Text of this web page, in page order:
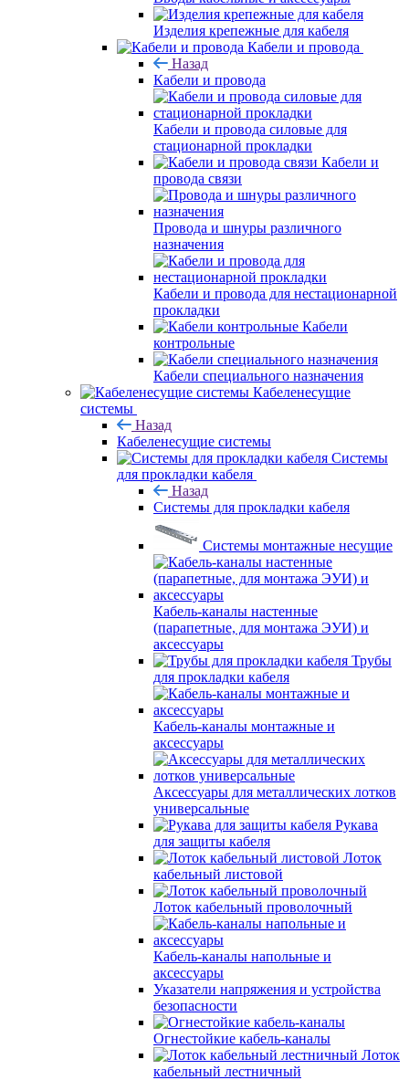
Изделия крепежные для кабеля
Кабели и провода
Назад
Кабели и провода
Кабели и провода силовые для
стационарной прокладки
Кабели и
провода связи
Провода и шнуры различного
назначения
Кабели и провода для нестационарной
прокладки
Кабели
контрольные
Кабели специального назначения
Кабеленесущие
системы
Назад
Кабеленесущие системы
Системы
для прокладки кабеля
Назад
Системы для прокладки кабеля
Системы монтажные несущие
Кабель-каналы настенные
(парапетные, для монтажа ЭУИ) и
аксессуары
Трубы
для прокладки кабеля
Кабель-каналы монтажные и
аксессуары
Аксессуары для металлических лотков
универсальные
Рукава
для защиты кабеля
Лоток
кабельный листовой
Лоток кабельный проволочный
Кабель-каналы напольные и
аксессуары
Указатели напряжения и устройства
безопасности
Огнестойкие кабель-каналы
Лоток
кабельный лестничный